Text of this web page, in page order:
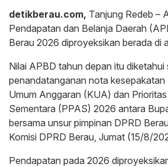
detikberau.com, Tanjung Redeb –
Pendapatan dan Belanja Daerah
Berau 2026 diproyeksikan berada di
Nilai APBD tahun depan itu diketahui
penandatanganan nota
Umum Anggaran (KUA) dan
Sementara (PPAS) 2026 antara
bersama unsur pimpinan DPRD
Komisi DPRD Berau, Jumat (15/8/
Pendapatan pada 2026